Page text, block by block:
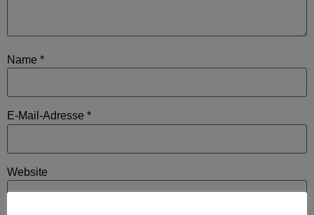
Name *
E-Mail-Adresse *
Website